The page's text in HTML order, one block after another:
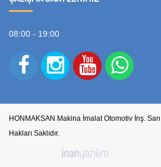
08:00 - 19:00
HONMAKSAN Makina İmalat Otomotiv İnş.
Hakları Saklıdır.